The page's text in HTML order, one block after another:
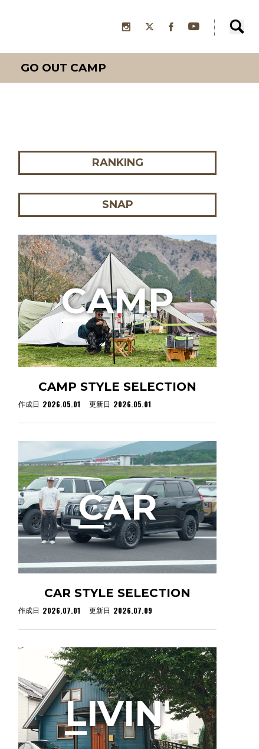
GO OUT CAMP
RANKING
SNAP
CAMP STYLE SELECTION
作成日 2026.05.01 更新日 2026.05.01
CAMP
CAR STYLE SELECTION
作成日 2026.07.01 更新日 2026.07.09
CAR
LIVIN'